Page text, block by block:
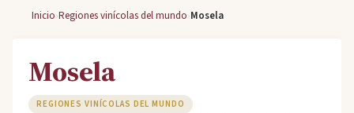
Inicio›Regiones vinícolas del mundo›Mosela
Mosela
REGIONES VINÍCOLAS DEL MUNDO